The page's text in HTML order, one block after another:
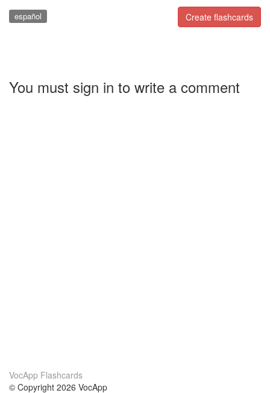
Create flashcards
español
You must sign in to write a comment
VocApp Flashcards
© Copyright 2026 VocApp